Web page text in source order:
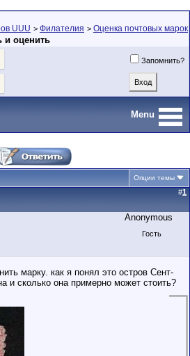
UUU > Филателия > Оценка почтовых марок
и оценить
Запомнить?
Menu
Опции темы
#1
Anonymous
Гость
марку. как я понял это остров Сент-
и сколько она примерно может стоить?